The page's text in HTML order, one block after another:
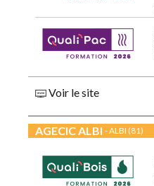
Voir le site
AGECIC ALBI - ALBI (81)